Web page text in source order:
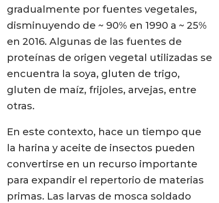
gradualmente por fuentes vegetales,
disminuyendo de ~ 90% en 1990 a ~ 25%
en 2016. Algunas de las fuentes de
proteínas de origen vegetal utilizadas se
encuentra la soya, gluten de trigo,
gluten de maíz, frijoles, arvejas, entre
otras.
En este contexto, hace un tiempo que
la harina y aceite de insectos pueden
convertirse en un recurso importante
para expandir el repertorio de materias
primas. Las larvas de mosca soldado